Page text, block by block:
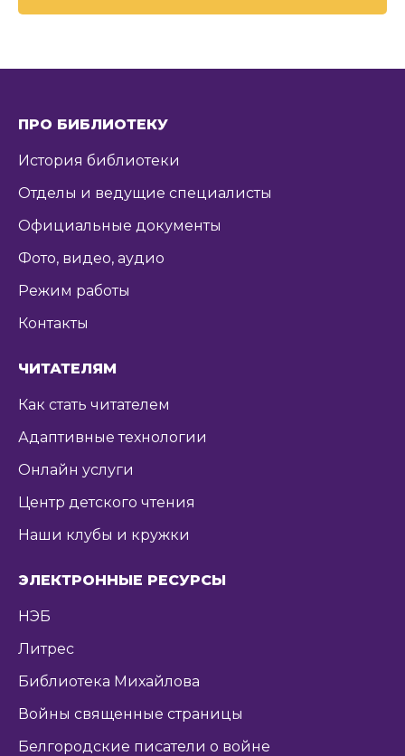
ПРО БИБЛИОТЕКУ
История библиотеки
Отделы и ведущие специалисты
Официальные документы
Фото, видео, аудио
Режим работы
Контакты
ЧИТАТЕЛЯМ
Как стать читателем
Адаптивные технологии
Онлайн услуги
Центр детского чтения
Наши клубы и кружки
ЭЛЕКТРОННЫЕ РЕСУРСЫ
НЭБ
Литрес
Библиотека Михайлова
Войны священные страницы
Белгородские писатели о войне